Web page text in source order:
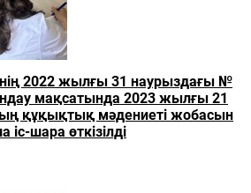
2022 жылғы 31 наурыздағы №
мақсатында 2023 жылғы 21
құқықтық мәдениеті жобасын
шара өткізілді